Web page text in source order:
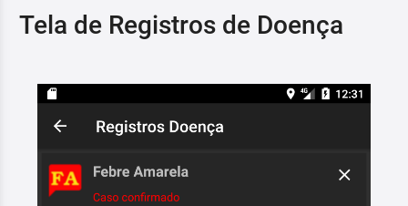
Tela de Registros de Doença